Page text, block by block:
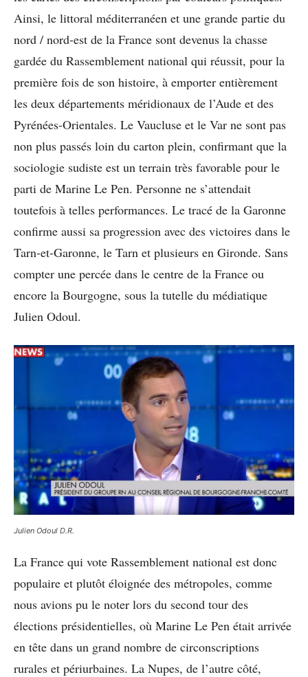
Ainsi, le littoral méditerranéen et une grande partie du
nord / nord-est de la France sont devenus la chasse
gardée du Rassemblement national qui réussit, pour la
première fois de son histoire, à emporter entièrement
les deux départements méridionaux de l’Aude et des
Pyrénées-Orientales. Le Vaucluse et le Var ne sont pas
non plus passés loin du carton plein, confirmant que la
sociologie sudiste est un terrain très favorable pour le
parti de Marine Le Pen. Personne ne s’attendait
toutefois à telles performances. Le tracé de la Garonne
confirme aussi sa progression avec des victoires dans le
Tarn-et-Garonne, le Tarn et plusieurs en Gironde. Sans
compter une percée dans le centre de la France ou
encore la Bourgogne, sous la tutelle du médiatique
Julien Odoul.
Julien Odoul D.R.
La France qui vote Rassemblement national est donc
populaire et plutôt éloignée des métropoles, comme
nous avions pu le noter lors du second tour des
élections présidentielles, où Marine Le Pen était arrivée
en tête dans un grand nombre de circonscriptions
rurales et périurbaines. La Nupes, de l’autre côté,